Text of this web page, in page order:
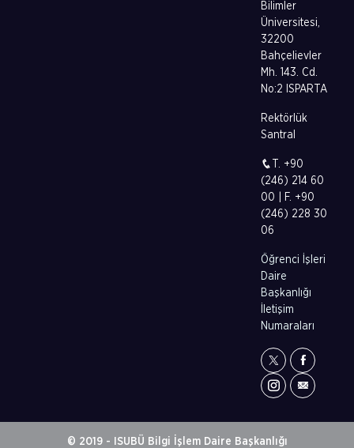
Bilimler
Üniversitesi,
32200
Bahçelievler
Mh. 143. Cd.
No:2 ISPARTA
Rektörlük
Santral
T. +90
(246) 214 60
00 | F. +90
(246) 228 30
06
Öğrenci İşleri
Daire
Başkanlığı
İletişim
Numaraları
© 2019 - ISUBÜ Bilgi İşlem Daire Başkanlığı